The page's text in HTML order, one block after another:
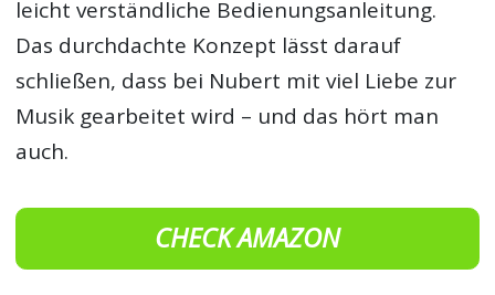
leicht verständliche Bedienungsanleitung.
Das durchdachte Konzept lässt darauf
schließen, dass bei Nubert mit viel Liebe zur
Musik gearbeitet wird – und das hört man
auch.
CHECK AMAZON